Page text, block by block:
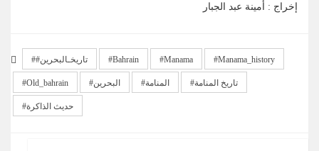
إخراج : أمينة عبد الجبار
#تاريخـالبحرين Bahrain Manama Manama_history
Old_bahrain البحرين المنامة تاريخ المنامة
حديث الذاكرة